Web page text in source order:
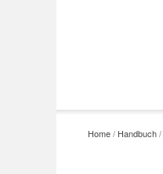
Home / Handbuch /